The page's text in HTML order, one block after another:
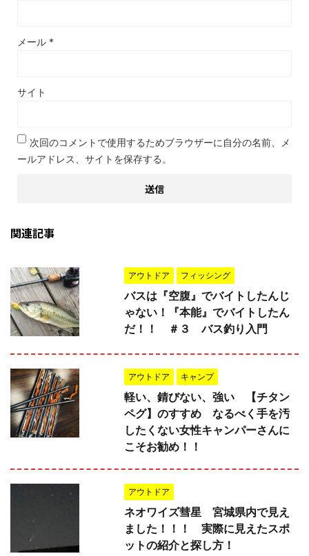
メール *
サイト
次回のコメントで使用するためブラウザーに自分の名前、メ
ールアドレス、サイトを保存する。
関連記事
アウトドア フィッシング
バスは『空腹』でバイトしたんじ
ゃない！『本能』でバイトしたん
だ！！ ＃３ バス釣り入門
アウトドア キャンプ
軽い、錆びない、強い 【チタン
ペグ】のすすめ なるべく手を汚
したくない女性キャンパーさんに
こそお勧め！！
アウトドア
ネオワイズ彗星 宮城県内で見え
ました！！！ 実際に見えたスポ
ットの紹介と探し方！